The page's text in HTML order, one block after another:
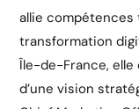
allie
transformation
Île-de-France, elle
d’une vision